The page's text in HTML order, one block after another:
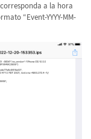
a la hora
“Event-YYYY-MM-